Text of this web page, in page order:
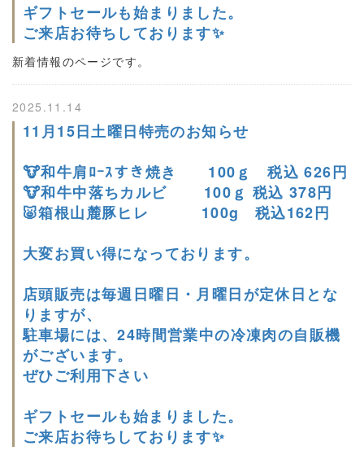
ギフトセールも始まりました。
ご来店お待ちしております✨
新着情報のページです。
2025.11.14
11月15日土曜日特売のお知らせ
🐮和牛肩ﾛｰｽすき焼き 100ｇ 税込 626円
🐮和牛中落ちカルビ 100ｇ 税込 378円
🐷箱根山麓豚ヒレ 100g 税込162円
大変お買い得になっております。
店頭販売は毎週日曜日・月曜日が定休日とな
りますが、
駐車場には、24時間営業中の冷凍肉の自販機
がございます。
ぜひご利用下さい
ギフトセールも始まりました。
ご来店お待ちしております✨